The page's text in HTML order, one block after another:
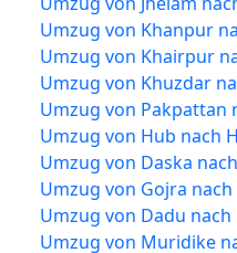
Umzug von Khanpur
Umzug von Khairpur
Umzug von Khuzdar
Umzug von Pakpattan
Umzug von Hub nach
Umzug von Daska
Umzug von Gojra nach
Umzug von Dadu nach
Umzug von Muridike